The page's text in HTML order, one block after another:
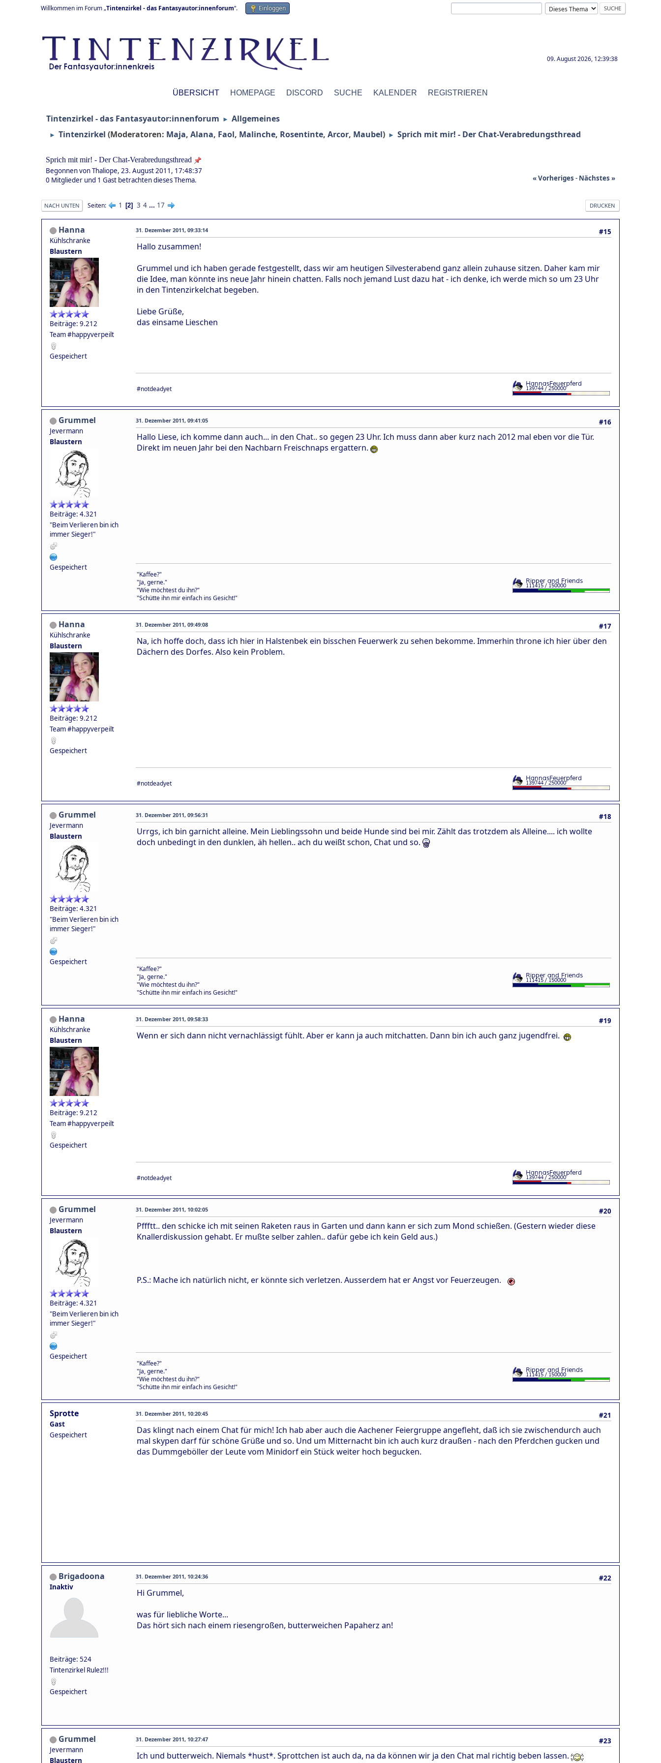
Willkommen im Forum „Tintenzirkel - das Fantasyautor:innenforum“. Einloggen
09. August 2026, 12:39:38
ÜBERSICHT HOMEPAGE DISCORD SUCHE KALENDER REGISTRIEREN
Tintenzirkel - das Fantasyautor:innenforum ► Allgemeines
► Tintenzirkel (Moderatoren: Maja, Alana, Faol, Malinche, Rosentinte, Arcor, Maubel) ► Sprich mit mir! - Der Chat-Verabredungsthread
Sprich mit mir! - Der Chat-Verabredungsthread
Begonnen von Thaliope, 23. August 2011, 17:48:37
« Vorheriges - Nächstes »
0 Mitglieder und 1 Gast betrachten dieses Thema.
DRUCKEN
NACH UNTEN Seiten 1 2 3 4 ... 17
Hanna
Kühlschranke
Blaustern
Beiträge: 9.212
Team #happyverpeilt
Gespeichert
#15
31. Dezember 2011, 09:33:14
Hallo zusammen!
Grummel und ich haben gerade festgestellt, dass wir am heutigen Silvesterabend ganz allein zuhause sitzen. Daher kam mir
die Idee, man könnte ins neue Jahr hinein chatten. Falls noch jemand Lust dazu hat - ich denke, ich werde mich so um 23 Uhr
in den Tintenzirkelchat begeben.
Liebe Grüße,
das einsame Lieschen
#notdeadyet
Grummel
Jevermann
Blaustern
Beiträge: 4.321
"Beim Verlieren bin ich
immer Sieger!"
Gespeichert
#16
31. Dezember 2011, 09:41:05
Hallo Liese, ich komme dann auch... in den Chat.. so gegen 23 Uhr. Ich muss dann aber kurz nach 2012 mal eben vor die Tür.
Direkt im neuen Jahr bei den Nachbarn Freischnaps ergattern.
"Kaffee?"
"Ja, gerne."
"Wie möchtest du ihn?"
"Schütte ihn mir einfach ins Gesicht!"
Hanna
Kühlschranke
Blaustern
Beiträge: 9.212
Team #happyverpeilt
Gespeichert
#17
31. Dezember 2011, 09:49:08
Na, ich hoffe doch, dass ich hier in Halstenbek ein bisschen Feuerwerk zu sehen bekomme. Immerhin throne ich hier über den
Dächern des Dorfes. Also kein Problem.
#notdeadyet
Grummel
Jevermann
Blaustern
Beiträge: 4.321
"Beim Verlieren bin ich
immer Sieger!"
Gespeichert
#18
31. Dezember 2011, 09:56:31
Urrgs, ich bin garnicht alleine. Mein Lieblingssohn und beide Hunde sind bei mir. Zählt das trotzdem als Alleine.... ich wollte
doch unbedingt in den dunklen, äh hellen.. ach du weißt schon, Chat und so.
"Kaffee?"
"Ja, gerne."
"Wie möchtest du ihn?"
"Schütte ihn mir einfach ins Gesicht!"
Hanna
Kühlschranke
Blaustern
Beiträge: 9.212
Team #happyverpeilt
Gespeichert
#19
31. Dezember 2011, 09:58:33
Wenn er sich dann nicht vernachlässigt fühlt. Aber er kann ja auch mitchatten. Dann bin ich auch ganz jugendfrei.
#notdeadyet
Grummel
Jevermann
Blaustern
Beiträge: 4.321
"Beim Verlieren bin ich
immer Sieger!"
Gespeichert
#20
31. Dezember 2011, 10:02:05
Pffftt.. den schicke ich mit seinen Raketen raus in Garten und dann kann er sich zum Mond schießen. (Gestern wieder diese
Knallerdiskussion gehabt. Er mußte selber zahlen.. dafür gebe ich kein Geld aus.)
P.S.: Mache ich natürlich nicht, er könnte sich verletzen. Ausserdem hat er Angst vor Feuerzeugen.
"Kaffee?"
"Ja, gerne."
"Wie möchtest du ihn?"
"Schütte ihn mir einfach ins Gesicht!"
Sprotte
Gast
Gespeichert
#21
31. Dezember 2011, 10:20:45
Das klingt nach einem Chat für mich! Ich hab aber auch die Aachener Feiergruppe angefleht, daß ich sie zwischendurch auch
mal skypen darf für schöne Grüße und so. Und um Mitternacht bin ich auch kurz draußen - nach den Pferdchen gucken und
das Dummgeböller der Leute vom Minidorf ein Stück weiter hoch begucken.
Brigadoona
Inaktiv
Beiträge: 524
Tintenzirkel Rulez!!!
Gespeichert
#22
31. Dezember 2011, 10:24:36
Hi Grummel,
was für liebliche Worte...
Das hört sich nach einem riesengroßen, butterweichen Papaherz an!
Grummel
Jevermann
Blaustern
#23
31. Dezember 2011, 10:27:47
Ich und butterweich. Niemals *hust*. Sprottchen ist auch da, na da können wir ja den Chat mal richtig beben lassen.